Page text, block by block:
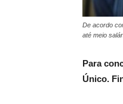
De acordo
até meio
Para
Único.